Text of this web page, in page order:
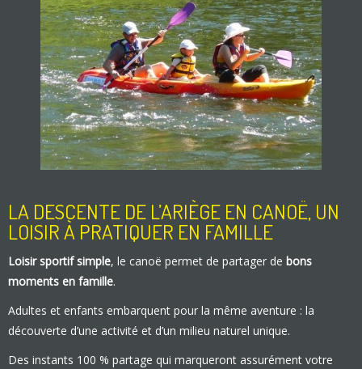
LA DESCENTE DE L’ARIÈGE EN CANOË, UN
LOISIR À PRATIQUER EN FAMILLE
Loisir sportif simple, le canoë permet de partager de bons
moments en famille.
Adultes et enfants embarquent pour la même aventure : la
découverte d’une activité et d’un milieu naturel unique.
Des instants 100 % partage qui marqueront assurément votre